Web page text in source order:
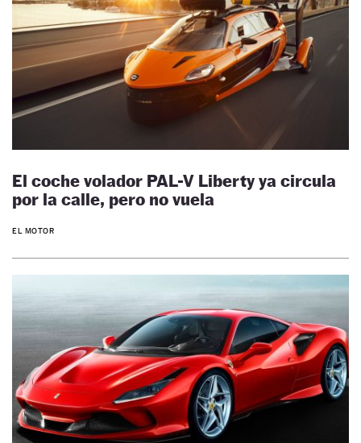
El coche volador PAL-V Liberty ya circula
por la calle, pero no vuela
EL MOTOR